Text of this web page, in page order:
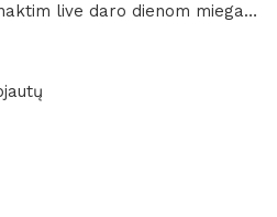
live daro dienom miega…